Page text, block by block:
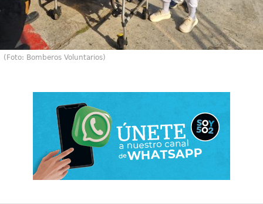
(Foto: Bomberos Voluntarios)